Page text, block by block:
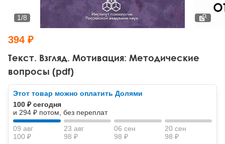
Тревожные расстройства, панические атаки
Психодрама
Другие направления психотерапии
Классический, эриксоновский гипноз и НЛП
НЛП
Психология труда и эргономика
Социальная психология
Социальная и организационная психология
Классический и юнгианский психоанализ
Текст. Взгляд. Мотивация: Методические
вопросы (pdf)
1/8
394 ₽
Этот товар можно оплатить Долями
100 ₽ сегодня
и 294 ₽ потом, без переплат
09 авг
100 ₽
23 авг
98 ₽
06 сен
98 ₽
20 сен
98 ₽